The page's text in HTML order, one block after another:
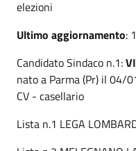
elezioni
Ultimo aggiornamento:
Candidato Sindaco n.1:
nato a Parma (Pr) il 04/
CV - casellario
Lista n.1 LEGA